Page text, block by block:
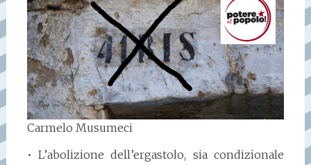
Carmelo Musumeci
• L’abolizione dell’ergastolo, sia condizionale